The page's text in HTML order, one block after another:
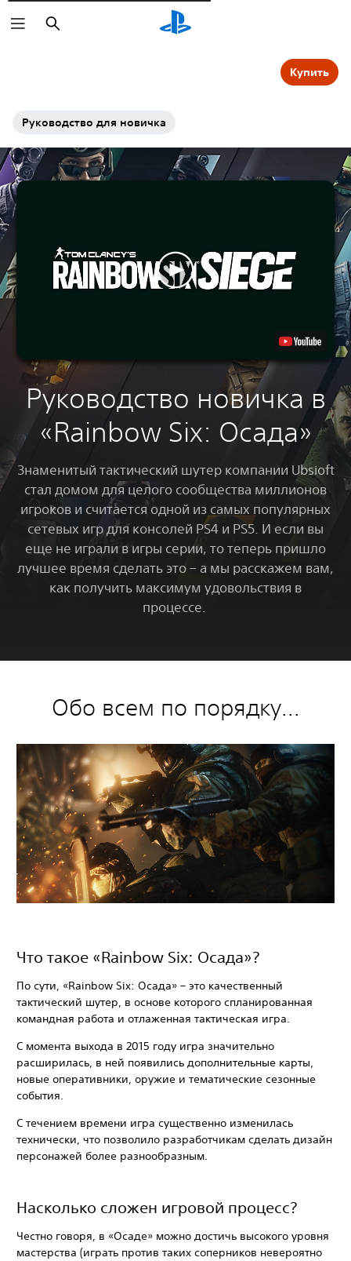
Поиск
Руководство для новичка
Купить
Руководство новичка в
«Rainbow Six: Осада»
Знаменитый тактический шутер компании Ubsioft
стал домом для целого сообщества миллионов
игроков и считается одной из самых популярных
сетевых игр для консолей PS4 и PS5. И если вы
еще не играли в игры серии, то теперь пришло
лучшее время сделать это – а мы расскажем вам,
как получить максимум удовольствия в
процессе.
Обо всем по порядку...
Что такое «Rainbow Six: Осада»?
По сути, «Rainbow Six: Осада» – это качественный
тактический шутер, в основе которого спланированная
командная работа и отлаженная тактическая игра.
С момента выхода в 2015 году игра значительно
расширилась, в ней появились дополнительные карты,
новые оперативники, оружие и тематические сезонные
события.
С течением времени игра существенно изменилась
технически, что позволило разработчикам сделать дизайн
персонажей более разнообразным.
Насколько сложен игровой процесс?
Честно говоря, в «Осаде» можно достичь высокого уровня
мастерства (играть против таких соперников невероятно